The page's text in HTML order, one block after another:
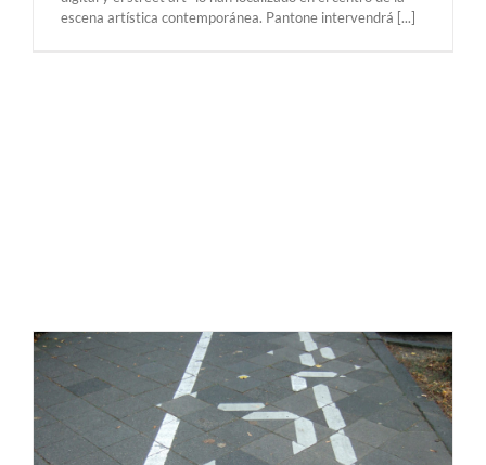
escena artística contemporánea. Pantone intervendrá [...]